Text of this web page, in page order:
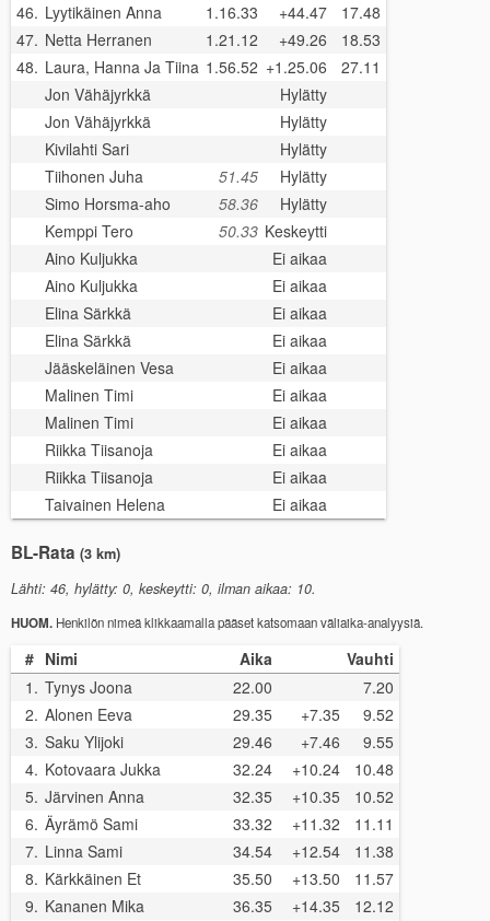
46. Lyytikäinen Anna 1.16.33 +44.47
17.48
47. Netta Herranen 1.21.12 +49.26
18.53
48. Laura, Hanna Ja Tiina 1.56.52 +1.25.06
27.11
Jon Vähäjyrkkä
Hylätty
Jon Vähäjyrkkä
Hylätty
Kivilahti Sari
Hylätty
Tiihonen Juha
51.45
Hylätty
Simo Horsma-aho
58.36
Hylätty
Kemppi Tero
50.33 Keskeytti
Aino Kuljukka
Ei aikaa
Aino Kuljukka
Ei aikaa
Elina Särkkä
Ei aikaa
Elina Särkkä
Ei aikaa
Jääskeläinen Vesa
Ei aikaa
Malinen Timi
Ei aikaa
Malinen Timi
Ei aikaa
Riikka Tiisanoja
Ei aikaa
Riikka Tiisanoja
Ei aikaa
Taivainen Helena
Ei aikaa
BL-Rata (3 km)
Lähti: 46, hylätty: 0, keskeytti: 0, ilman aikaa: 10.
HUOM. Henkilön nimeä klikkaamalla pääset katsomaan väliaika-analyysiä.
# Nimi Aika
Vauhti
1. Tynys Joona 22.00
7.20
2. Alonen Eeva 29.35 +7.35
9.52
3. Saku Ylijoki 29.46 +7.46
9.55
4. Kotovaara Jukka 32.24 +10.24
10.48
5. Järvinen Anna 32.35 +10.35
10.52
6. Äyrämö Sami 33.32 +11.32
11.11
7. Linna Sami 34.54 +12.54
11.38
8. Kärkkäinen Et 35.50 +13.50
11.57
9. Kananen Mika 36.35 +14.35
12.12